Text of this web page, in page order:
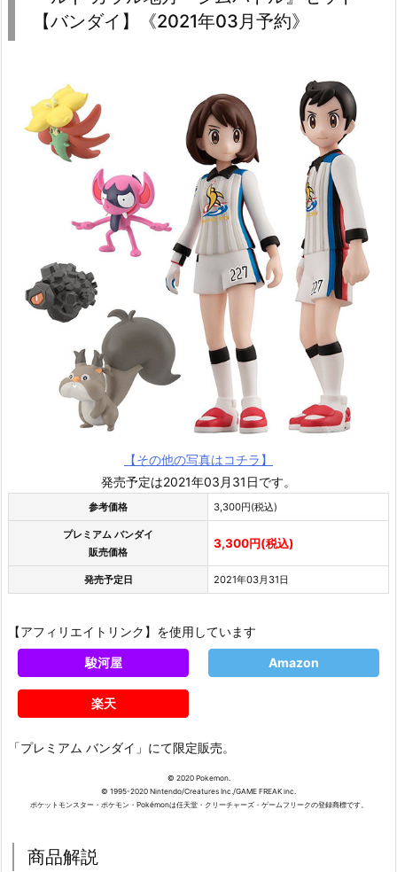
【バンダイ】《2021年03月予約》
【その他の写真はコチラ】
発売予定は2021年03月31日です。
参考価格 3,300円(税込)
プレミアム バンダイ
販売価格
3,300円(税込)
発売予定日 2021年03月31日
【アフィリエイトリンク】を使用しています
駿河屋 Amazon
楽天
「プレミアム バンダイ」にて限定販売。
© 2020 Pokemon.
© 1995-2020 Nintendo/Creatures Inc./GAME FREAK inc.
ポケットモンスター・ポケモン・Pokémonは任天堂・クリーチャーズ・ゲームフリークの登録商標です。
商品解説